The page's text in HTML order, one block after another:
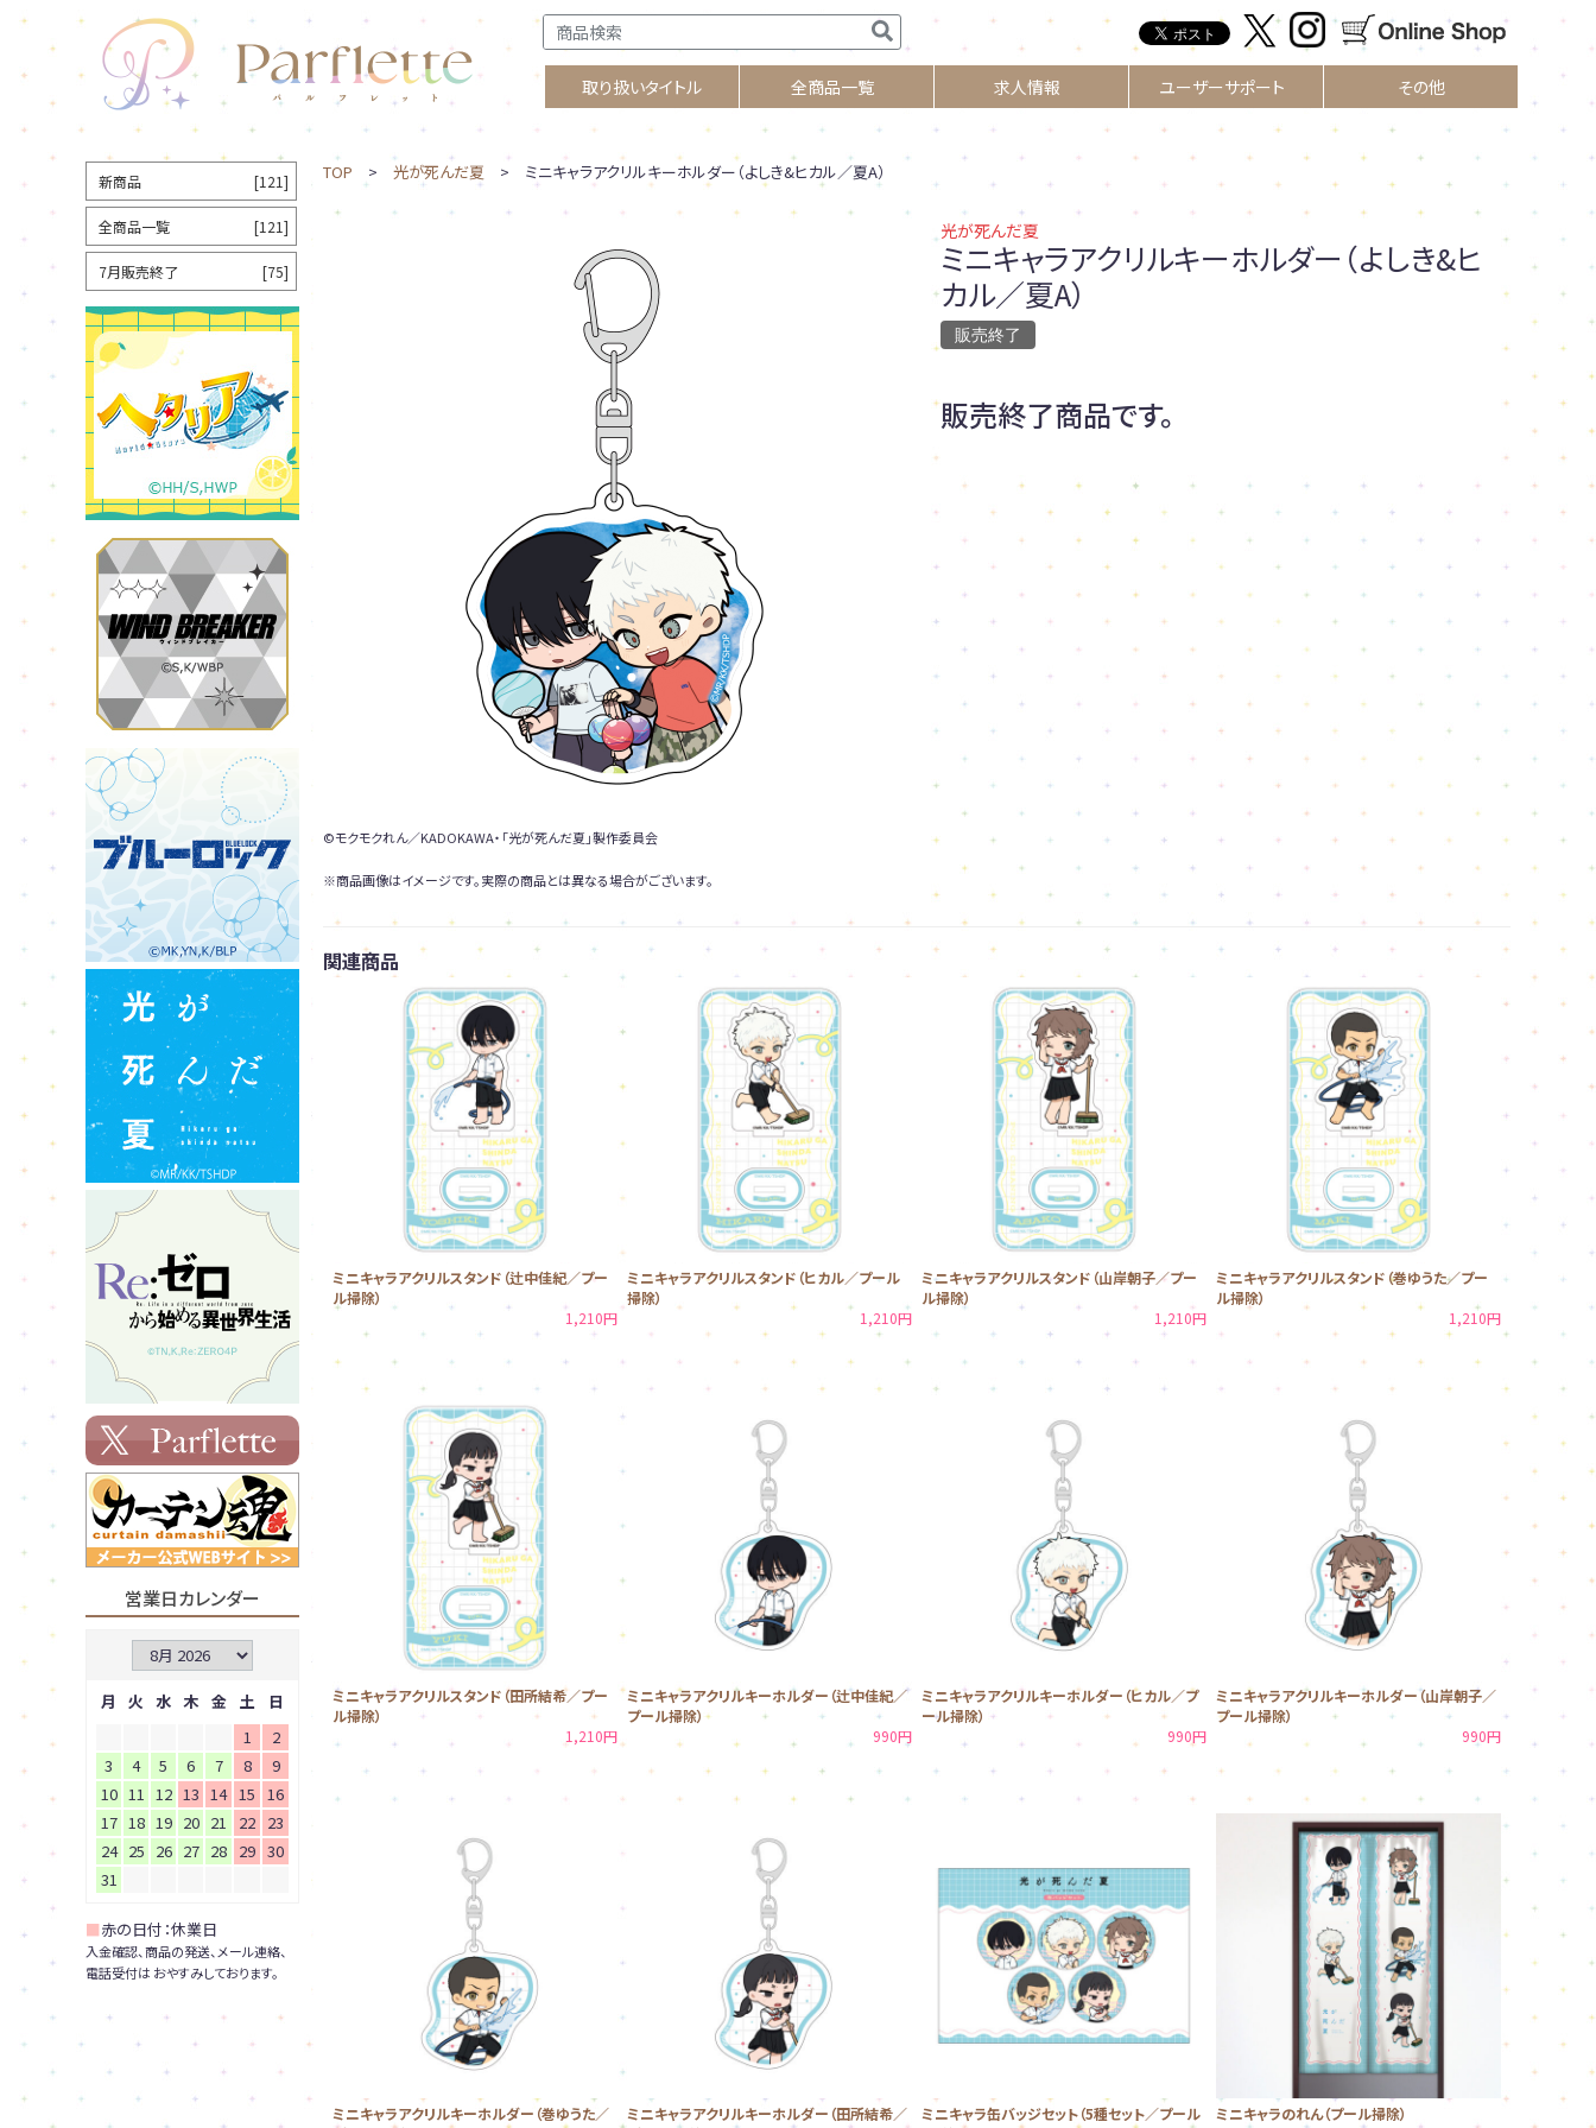
取り扱いタイトル 全商品一覧 求人情報 ユーザーサポート その他
TOP > 光が死んだ夏 > ミニキャラアクリルキーホルダー（よしき&ヒカル／夏A）
©モクモクれん／KADOKAWA・「光が死んだ夏」製作委員会
※商品画像はイメージです。実際の商品とは異なる場合がございます。
光が死んだ夏
ミニキャラアクリルキーホルダー（よしき&ヒ
カル／夏A）
販売終了
販売終了商品です。
関連商品
ミニキャラアクリルスタンド（辻中佳紀／プー
ル掃除）
1,210円
ミニキャラアクリルスタンド（ヒカル／プール
掃除）
1,210円
ミニキャラアクリルスタンド（山岸朝子／プー
ル掃除）
1,210円
ミニキャラアクリルスタンド（巻ゆうた／プー
ル掃除）
1,210円
ミニキャラアクリルスタンド（田所結希／プー
ル掃除）
1,210円
ミニキャラアクリルキーホルダー（辻中佳紀／
プール掃除）
990円
ミニキャラアクリルキーホルダー（ヒカル／プ
ール掃除）
990円
ミニキャラアクリルキーホルダー（山岸朝子／
プール掃除）
990円
ミニキャラアクリルキーホルダー（巻ゆうた／
ミニキャラアクリルキーホルダー（田所結希／
ミニキャラ缶バッジセット（5種セット／プール
ミニキャラのれん（プール掃除）
新商品 [121]
全商品一覧 [121]
7月販売終了 [75]
営業日カレンダー
月 火 水 木 金 土
日
1
2
3
4 5 6 7 8
9
10 11 12 13 14 15
16
17 18 19 20 21 22 23
24 25 26 27 28 29 30
31
■赤の日付：休業日
入金確認、商品の発送、メール連絡、
電話受付は おやすみしております。